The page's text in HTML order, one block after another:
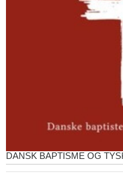
DANSK BAPTISME OG